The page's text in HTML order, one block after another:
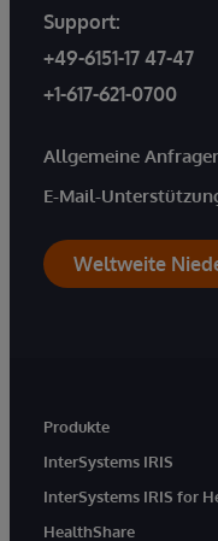
Support:
+49-6151-17 47-47
+1-617-621-0700
Allgemeine
E-Mail-
Weltweite
Produkte
InterSystems IRIS
InterSystems IRIS for
HealthShare